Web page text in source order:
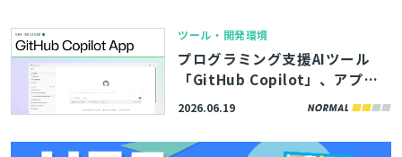
Japan 2026」講演資料が公開
ツール・開発環境
プログラミング支援AIツール
「GitHub Copilot」、アプリ
版が正式リリース。Windows/
2026.06.19